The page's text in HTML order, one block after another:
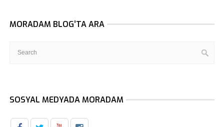
MORADAM BLOG’TA ARA
SOSYAL MEDYADA MORADAM